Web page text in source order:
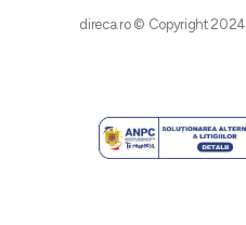
direca.ro © Copyright